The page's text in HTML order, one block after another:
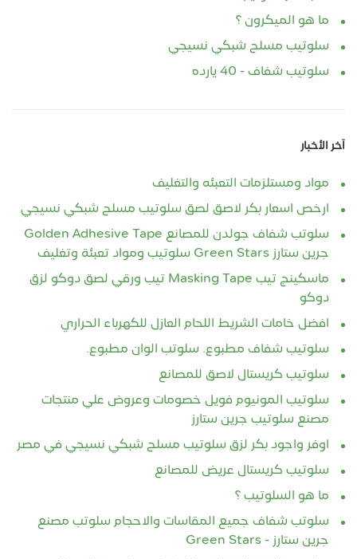
ما هو الميكرون ؟
سلوتيب مسلح شبكي نسيجي
سلوتيب شفاف - 40 يارده
آخر الأخبار
مواد ومستلزمات التعبئه والتغليف
ارخص اسعار بكر لاصق لصق سلوتيب مسلح شبكي نسيجي
سلوتب شفاف جولدن للمصانع Golden Adhesive Tape
جرين ستارز Green Stars سلوتيب ومواد تعبئة وتغليف
ماسكينج تيب Masking Tape تيب ورقي لصق دوكو لزق
دوكو
افضل خامات الشريط اللحام العازل للكهرباء الحراري
سلوتيب شفاف مطبوع. سلوتب الوان مطبوع.
سلوتيب كريستال لاصق للمصانع
سلوتيب المونيوم فويل خصومات وعروض علي منتجات
مصنع سلوتيب جرين ستارز
اوفر واجود بكر لزق سلوتيب مسلح شبكي نسيجي في مصر
سلوتيب كريستال عريض للمصانع
ما هو السلوتيب ؟
سلوتب شفاف جميع المقاسات والاحجام سلوتب مصنع
جرين ستارز - Green Stars